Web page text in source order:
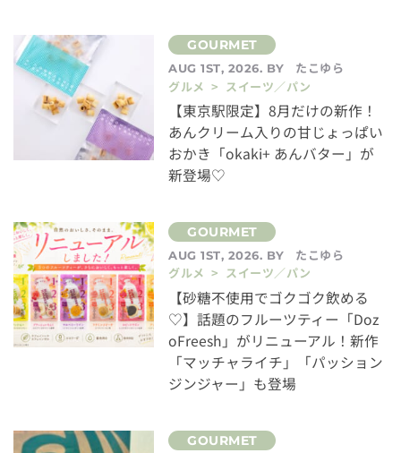
AUG 1ST, 2026. BY
たこゆら
グルメ > スイーツ／パン
【東京駅限定】8月だけの新作！
あんクリーム入りの甘じょっぱい
おかき「okaki+ あんバター」が
新登場♡
AUG 1ST, 2026. BY
たこゆら
グルメ > スイーツ／パン
【砂糖不使用でゴクゴク飲める
♡】話題のフルーツティー「Doz
oFreesh」がリニューアル！新作
「マッチャライチ」「パッション
ジンジャー」も登場